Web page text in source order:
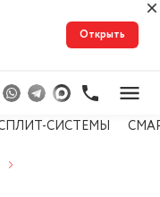
Открыть
СИСТЕМЫ